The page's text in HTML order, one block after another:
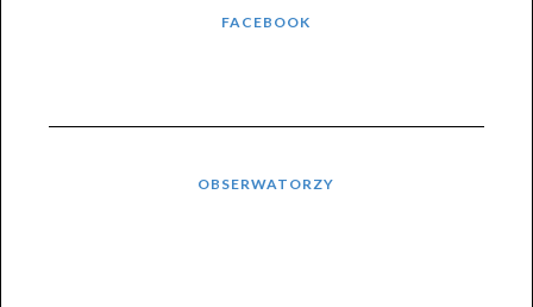
FACEBOOK
OBSERWATORZY